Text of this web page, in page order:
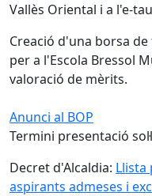
Vallès Oriental i a l'e-
Creació d'una borsa
per a l'Escola Bressol
valoració de mèrits.
Anunci al BOP
Termini presentació
Decret d'Alcaldia: Llista
aspirants admeses i